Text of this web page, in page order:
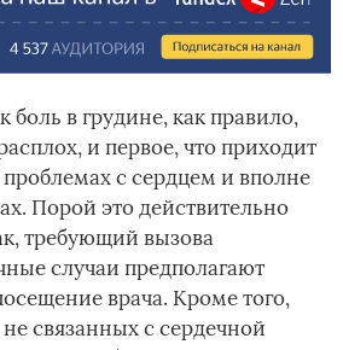
боль в грудине, как правило,
и первое, что приходит
с сердцем и вполне
Порой это действительно
требующий вызова
случаи предполагают
врача. Кроме того,
связанных с сердечной